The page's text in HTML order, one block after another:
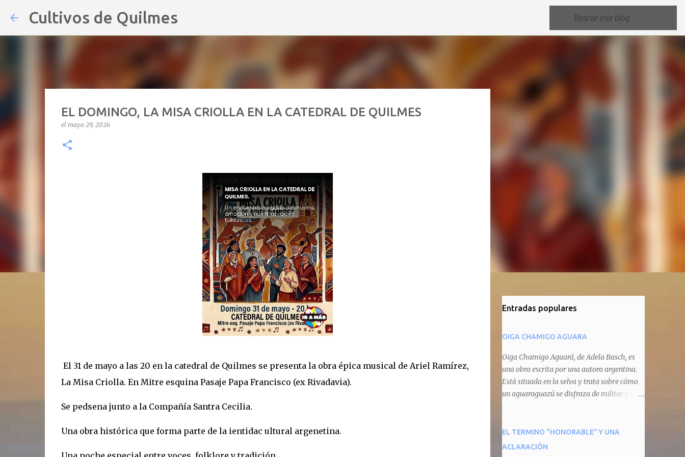
Cultivos de Quilmes
EL DOMINGO, LA MISA CRIOLLA EN LA CATEDRAL DE QUILMES
el mayo 29, 2026
El 31 de mayo a las 20 en la catedral de Quilmes se presenta la obra épica musical de Ariel Ramírez,
La Misa Criolla. En Mitre esquina Pasaje Papa Francisco (ex Rivadavia).
Se pedsena junto a la Compañía Santra Cecilia.
Una obra histórica que forma parte de la ientidac ultural argenetina.
Entradas populares
OIGA CHAMIGO AGUARA
Oiga Chamigo Aguará, de Adela Basch, es
una obra escrita por una autora argentina.
Està situada en la selva y trata sobre cómo
un aguaraguazú se disfraza de militar y se
animal que pretenda circular por ahí. En
primera instancia aparece Teteu, el tero,
EL TERMINO "HONORABLE" Y UNA
ACLARACIÓN